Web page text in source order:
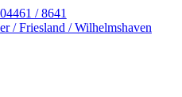
04461 / 8641